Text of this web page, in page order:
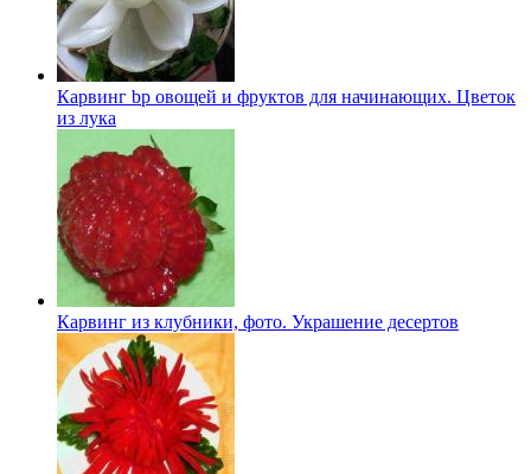
Карвинг bp овощей и фруктов для начинающих. Цветок
из лука
Карвинг из клубники, фото. Украшение десертов